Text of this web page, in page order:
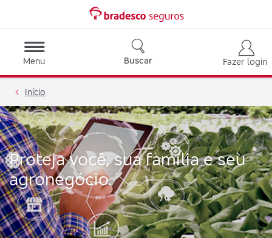
Menu Buscar Fazer login
Início
Proteja você, sua família e seu
agronegócio.